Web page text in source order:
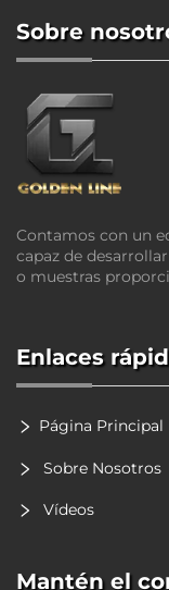
Sobre
Contamos con un
capaz de
o muestras
Enlaces
Página Principal
Sobre Nosotros
Vídeos
Mantén el